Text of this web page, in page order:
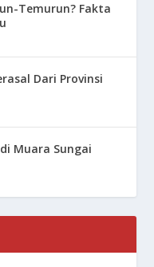
Temurun? Fakta
Dari Provinsi
Muara Sungai